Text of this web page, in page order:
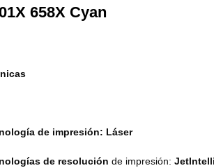
658X Cyan
de impresión: Láser
de resolución de impresión: